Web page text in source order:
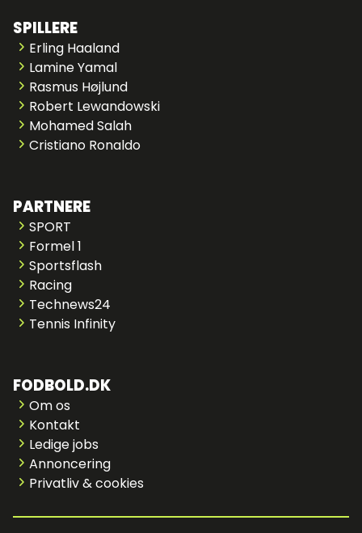
SPILLERE
Erling Haaland
Lamine Yamal
Rasmus Højlund
Robert Lewandowski
Mohamed Salah
Cristiano Ronaldo
PARTNERE
SPORT
Formel 1
Sportsflash
Racing
Technews24
Tennis Infinity
FODBOLD.DK
Om os
Kontakt
Ledige jobs
Annoncering
Privatliv & cookies